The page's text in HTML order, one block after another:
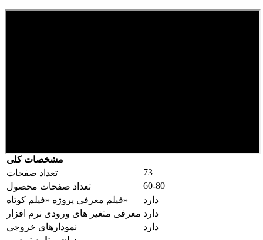
مشخصات کلی
تعداد صفحات
73
تعداد صفحات محصول
60-80
فیلم معرفی پروژه «فیلم کوتاه»
دارد
معرفی متغیر های ورودی نرم افزار دارد
نمودارهای خروجی
دارد